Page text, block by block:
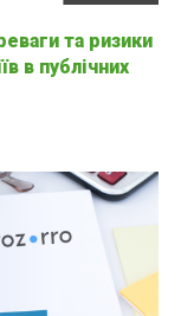
та ризики
в публічних